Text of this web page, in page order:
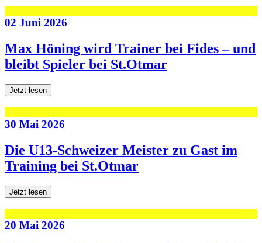
02 Juni 2026
Max Höning wird Trainer bei Fides – und
bleibt Spieler bei St.Otmar
Jetzt lesen
30 Mai 2026
Die U13-Schweizer Meister zu Gast im
Training bei St.Otmar
Jetzt lesen
20 Mai 2026